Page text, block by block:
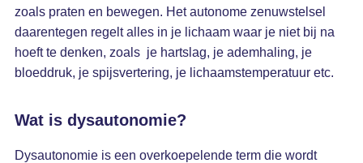
zoals praten en bewegen. Het autonome zenuwstelsel
daarentegen regelt alles in je lichaam waar je niet bij na
hoeft te denken, zoals je hartslag, je ademhaling, je
bloeddruk, je spijsvertering, je lichaamstemperatuur etc.
Wat is dysautonomie?
Dysautonomie is een overkoepelende term die wordt